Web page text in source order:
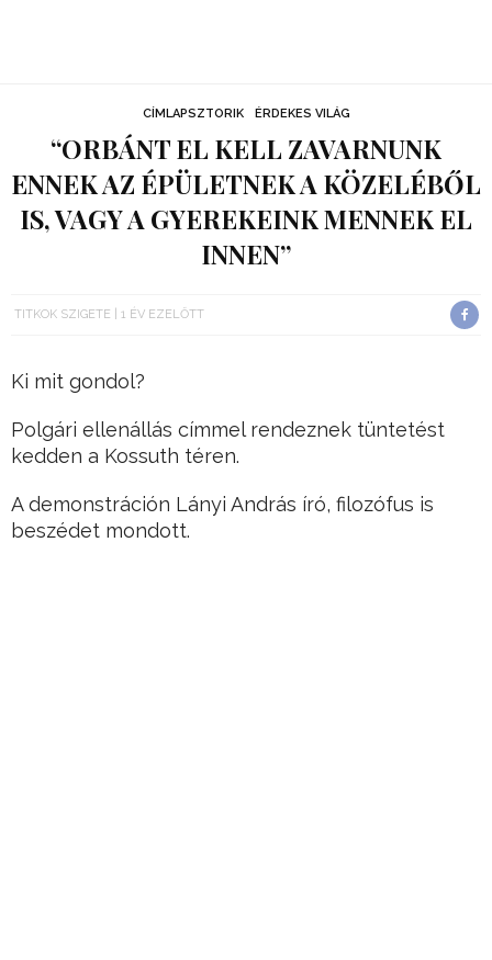
CÍMLAPSZTORIK ÉRDEKES VILÁG
“ORBÁNT EL KELL ZAVARNUNK
ENNEK AZ ÉPÜLETNEK A KÖZELÉBŐL
IS, VAGY A GYEREKEINK MENNEK EL
INNEN”
TITKOK SZIGETE 1 ÉV EZELŐTT
Ki mit gondol?
Polgári ellenállás címmel rendeznek tüntetést
kedden a Kossuth téren.
A demonstráción Lányi András író, filozófus is
beszédet mondott.